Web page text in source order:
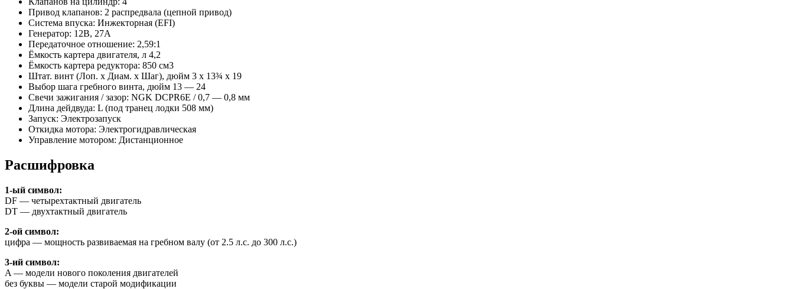
Привод клапанов: 2 распредвала (цепной привод)
Система впуска: Инжекторная (EFI)
Генератор: 12В, 27А
Передаточное отношение: 2,59:1
Ёмкость картера двигателя, л 4,2
Ёмкость картера редуктора: 850 см3
Штат. винт (Лоп. х Диам. х Шаг), дюйм 3 x 13¾ x 19
Выбор шага гребного винта, дюйм 13 — 24
Свечи зажигания / зазор: NGK DCPR6E / 0,7 — 0,8 мм
Длина дейдвуда: L (под транец лодки 508 мм)
Запуск: Электрозапуск
Откидка мотора: Электрогидравлическая
Управление мотором: Дистанционное
Расшифровка
1-ый символ:
DF — четырехтактный двигатель
DT — двухтактный двигатель
2-ой символ:
цифра — мощность развиваемая на гребном валу (от 2.5 л.с. до 300 л.с.)
3-ий символ:
A — модели нового поколения двигателей
без буквы — модели старой модификации